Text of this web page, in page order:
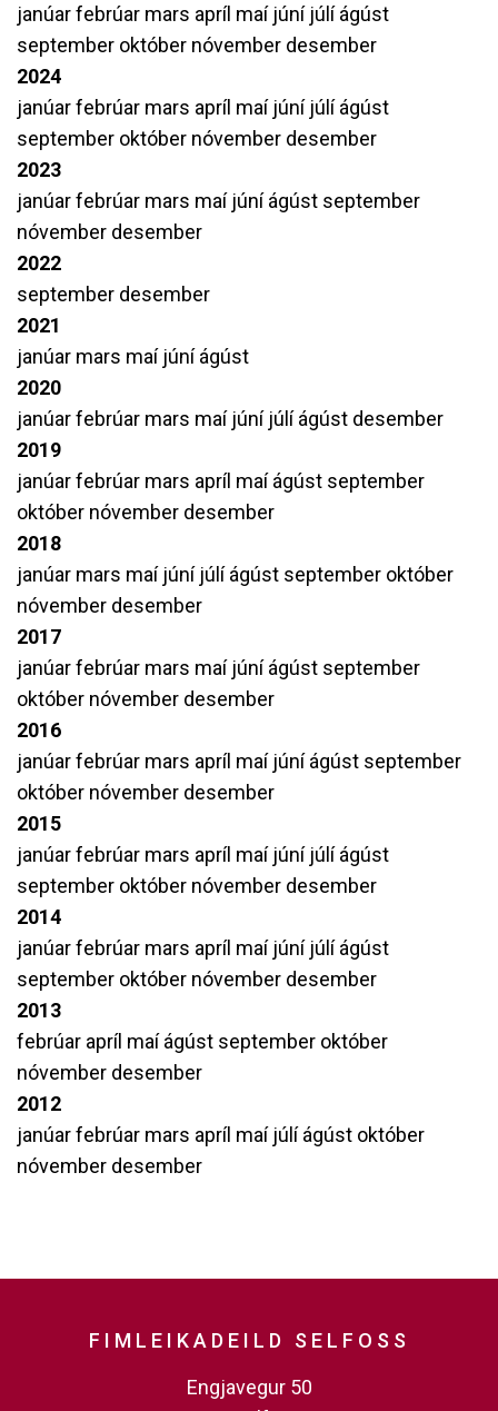
janúarfebrúar mars apríl maí júní júlíágúst
september október nóvember desember
2024
janúarfebrúar mars apríl maí júní júlíágúst
september október nóvember desember
2023
janúarfebrúar mars maí júníágúst september
nóvember desember
2022
september desember
2021
janúar mars maí júníágúst
2020
janúarfebrúar mars maí júní júlíágúst desember
2019
janúarfebrúar mars apríl maíágúst september
október nóvember desember
2018
janúar mars maí júní júlíágúst september október
nóvember desember
2017
janúarfebrúar mars maí júníágúst september
október nóvember desember
2016
janúarfebrúar mars apríl maí júníágúst september
október nóvember desember
2015
janúarfebrúar mars apríl maí júní júlíágúst
september október nóvember desember
2014
janúarfebrúar mars apríl maí júní júlíágúst
september október nóvember desember
2013
febrúar apríl maíágúst september október
nóvember desember
2012
janúarfebrúar mars apríl maí júlíágúst október
nóvember desember
FIMLEIKADEILD SELFOSS
Engjavegur 50